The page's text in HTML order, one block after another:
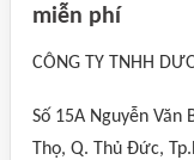
miễn phí
CÔNG TY TNHH
Số 15A Nguyễn Văn
Thọ, Q. Thủ Đức,